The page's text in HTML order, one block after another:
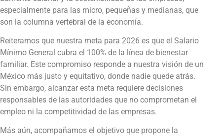
especialmente para las micro, pequeñas y medianas, que
son la columna vertebral de la economía.
Reiteramos que nuestra meta para 2026 es que el Salario
Mínimo General cubra el 100% de la línea de bienestar
familiar. Este compromiso responde a nuestra visión de un
México más justo y equitativo, donde nadie quede atrás.
Sin embargo, alcanzar esta meta requiere decisiones
responsables de las autoridades que no comprometan el
empleo ni la competitividad de las empresas.
Más aún, acompañamos el objetivo que propone la